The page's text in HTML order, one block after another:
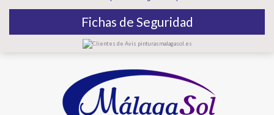
Fichas de Seguridad